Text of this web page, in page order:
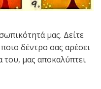
μας. Δείτε
δέντρο σας αρέσει
του, μας αποκαλύπτει